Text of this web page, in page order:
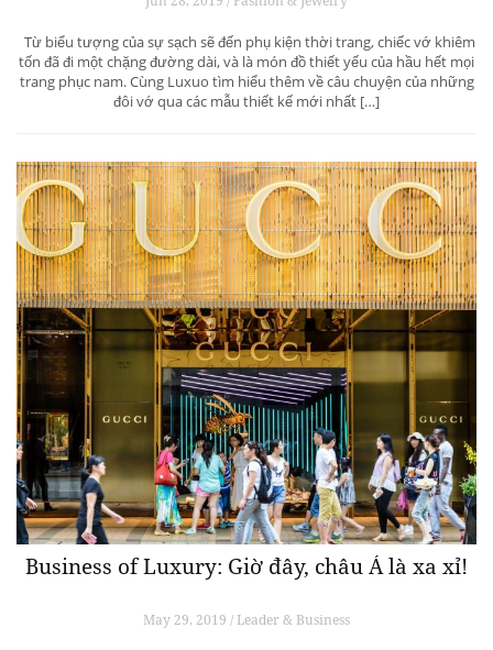
Từ biểu tượng của sự sạch sẽ đến phụ kiện thời trang, chiếc vớ khiêm
tốn đã đi một chặng đường dài, và là món đồ thiết yếu của hầu hết mọi
trang phục nam. Cùng Luxuo tìm hiểu thêm về câu chuyện của những
đôi vớ qua các mẫu thiết kế mới nhất […]
Business of Luxury: Giờ đây, châu Á là xa xỉ!
May 29, 2019 / Leader & Business